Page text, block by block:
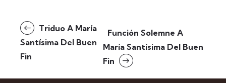
N
a
v
e
Triduo A María
Santísima Del Buen
Fin
Función Solemne A
María Santísima Del Buen
Fin